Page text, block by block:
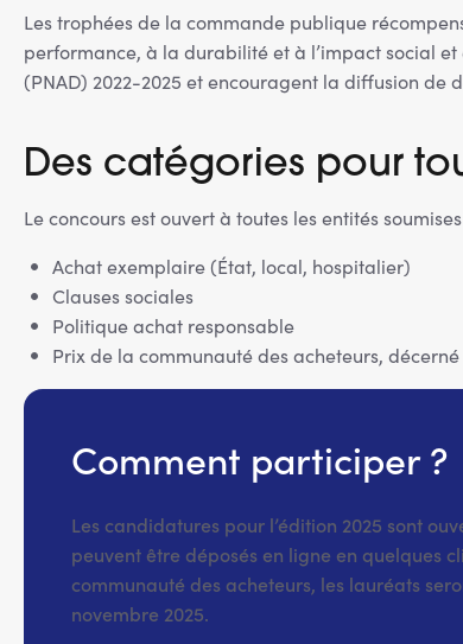
Les trophées de la commande publique
performance, à la durabilité et à l’impact social
(PNAD) 2022-2025 et encouragent la diffusion de
Des catégories pour
Le concours est ouvert à toutes les entités
Achat exemplaire (État, local, hospitalier)
Clauses sociales
Politique achat responsable
Prix de la communauté des acheteurs,
Comment participer ?
Les candidatures pour l’édition 2025 sont
peuvent être déposés en ligne en quelques
communauté des acheteurs, les lauréats
novembre 2025.